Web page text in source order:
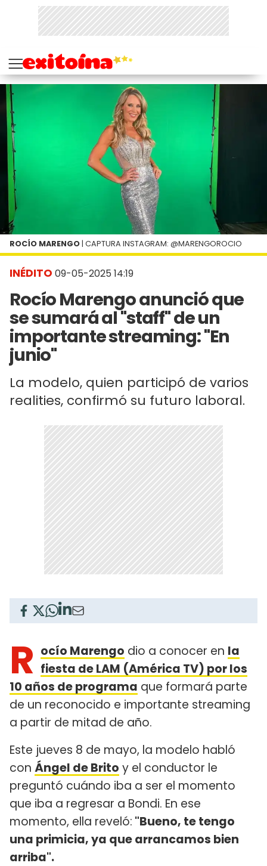
INÉDITO 09-05-2025 14:19
Rocío Marengo anunció que
se sumará al "staff" de un
importante streaming: "En
junio"
La modelo, quien participó de varios
realities, confirmó su futuro laboral.
ROCÍO MARENGO | CAPTURA INSTAGRAM: @MARENGOROCIO
R ocío Marengo dio a conocer en la
fiesta deLAM (América TV) por los
10 años de programa que formará parte
de un reconocido e importante streaming
a partir de mitad de año.
Este jueves 8 de mayo, la modelo habló
con Ángel de Brito y el conductor le
preguntó cuándo iba a ser el momento
que iba a regresar a Bondi. En ese
momento, ella reveló: "Bueno, te tengo
una primicia, ya que arrancamos bien
arriba".